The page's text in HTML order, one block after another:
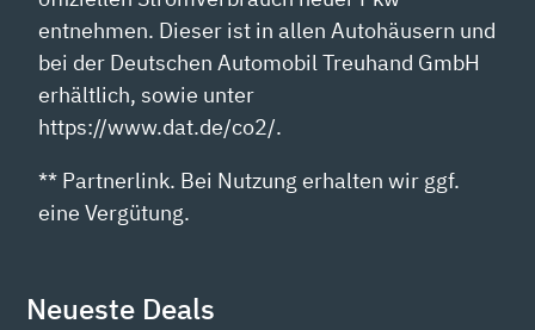
entnehmen. Dieser ist in allen Autohäusern und
bei der Deutschen Automobil Treuhand GmbH
erhältlich, sowie unter
https://www.dat.de/co2/.
** Partnerlink. Bei Nutzung erhalten wir ggf.
eine Vergütung.
Neueste Deals